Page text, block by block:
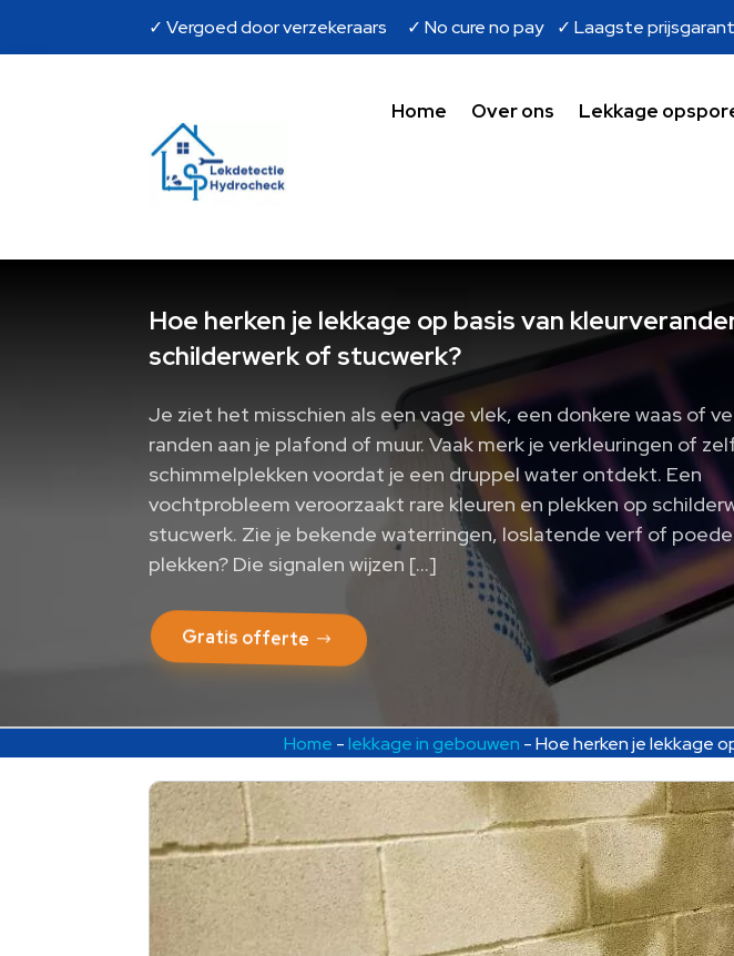
✓ Vergoed door verzekeraars ✓ No cure no pay ✓ Laagste
Home Over ons Lekkage
Hoe herken je lekkage op basis van
schilderwerk of stucwerk?
Je ziet het misschien als een vage vlek, een donkere waas of
randen aan je plafond of muur. Vaak merk je verkleuringen of
schimmelplekken voordat je een druppel water ontdekt. Een
vochtprobleem veroorzaakt rare kleuren en plekken op
stucwerk. Zie je bekende waterringen, loslatende verf of
plekken? Die signalen wijzen […]
Gratis offerte
Home -lekkage in gebouwen -Hoe herken je lekkage